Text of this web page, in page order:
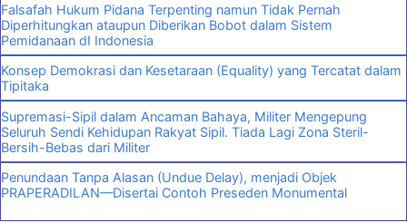
Falsafah Hukum Pidana Terpenting namun Tidak Pernah
Diperhitungkan ataupun Diberikan Bobot dalam Sistem
Pemidanaan dI Indonesia
Konsep Demokrasi dan Kesetaraan (Equality) yang Tercatat dalam
Tipitaka
Supremasi-Sipil dalam Ancaman Bahaya, Militer Mengepung
Seluruh Sendi Kehidupan Rakyat Sipil. Tiada Lagi Zona Steril-
Bersih-Bebas dari Militer
Penundaan Tanpa Alasan (Undue Delay), menjadi Objek
PRAPERADILAN—Disertai Contoh Preseden Monumental